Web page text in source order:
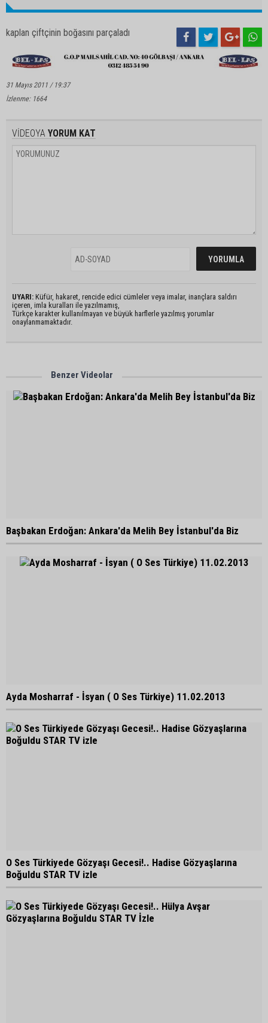
kaplan çiftçinin boğasını parçaladı
31 Mayıs 2011 / 19:37
İzlenme: 1664
VİDEOYA YORUM KAT
UYARI: Küfür, hakaret, rencide edici cümleler veya imalar, inançlara saldırı
içeren, imla kuralları ile yazılmamış,
Türkçe karakter kullanılmayan ve büyük harflerle yazılmış yorumlar
onaylanmamaktadır.
Benzer Videolar
Başbakan Erdoğan: Ankara'da Melih Bey İstanbul'da Biz
Ayda Mosharraf - İsyan ( O Ses Türkiye) 11.02.2013
O Ses Türkiyede Gözyaşı Gecesi!.. Hadise Gözyaşlarına
Boğuldu STAR TV izle